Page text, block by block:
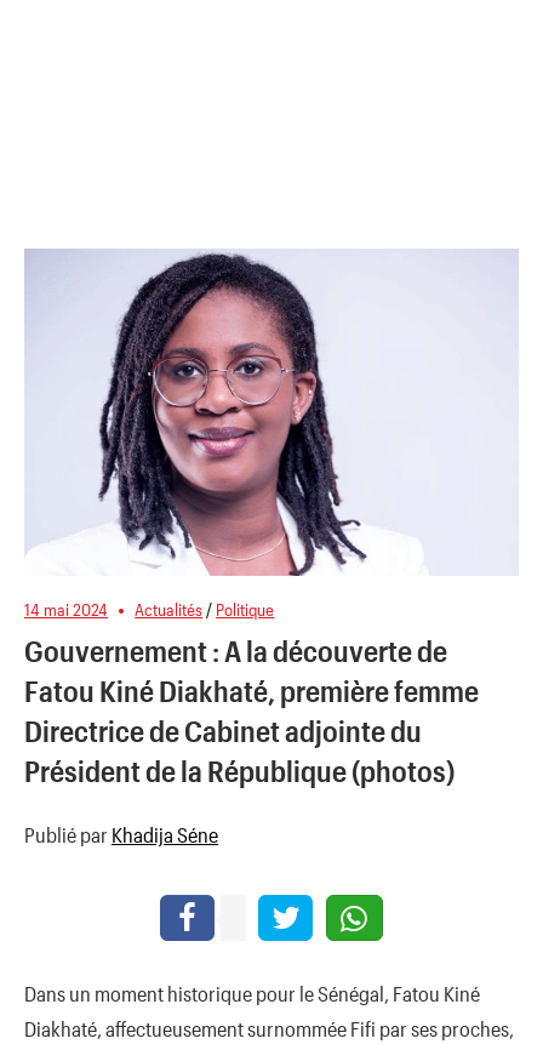
14 mai 2024 Actualités / Politique
Gouvernement : A la découverte de
Fatou Kiné Diakhaté, première femme
Directrice de Cabinet adjointe du
Président de la République (photos)
Publié par Khadija Séne
Dans un moment historique pour le Sénégal, Fatou Kiné
Diakhaté, affectueusement surnommée Fifi par ses proches,